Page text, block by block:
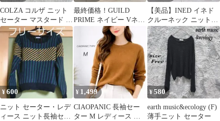
COLZA コルザ ニット
セーター マスタード M
ゆるだぼ
最終価格！GUILD
PRIME ネイビー Vネッ
クセーター半袖36 ラブ
【美品】INED イネド
クルーネック ニットセ
ーター (9)黄 ウール
100%
¥600
ニット セーター・レデ
ィース ニット長袖セー
¥ 1,499
CIAOPANIC 長袖セー
ター M レディース ブ
¥580
earth music&ecology (F)
薄手ニット セーター